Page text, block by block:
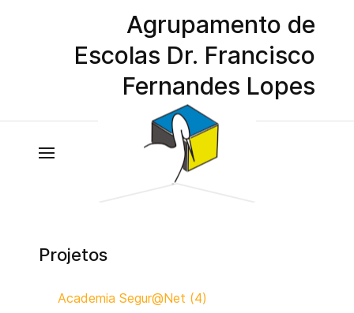
Agrupamento de
Escolas Dr. Francisco
Fernandes Lopes
Projetos
Academia Segur@Net (4)